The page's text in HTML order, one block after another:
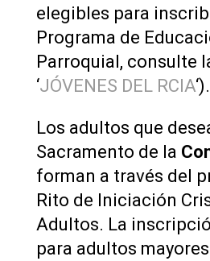
elegibles para
Programa de
Parroquial, consulte
‘JÓVENES DEL RCIA‘).
Los adultos que
Sacramento de la
forman a través del
Rito de Iniciación
Adultos. La
para adultos